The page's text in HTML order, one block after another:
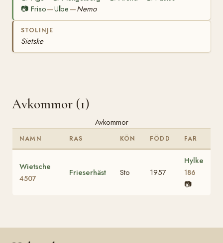
📷 Friso—Ulbe —Nemo
STOLINJE
Sietske
Avkommor (1)
Avkommor
NAMN RAS KÖN FÖDD FAR
Wietsche
4507
Frieserhäst Sto 1957
Hylke
186
📷